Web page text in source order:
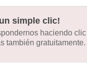
simple clic!
haciendo
también